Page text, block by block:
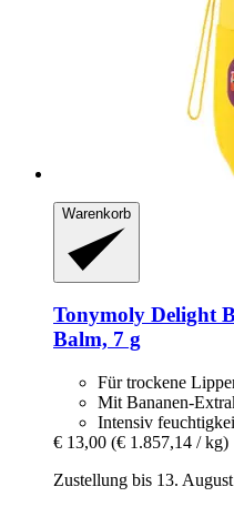
Warenkorb
Tonymoly Delight
Balm, 7 g
Für trockene
Mit Bananen-
Intensiv
€ 13,00 (€ 1.857,14 / kg)
Zustellung bis 13. August